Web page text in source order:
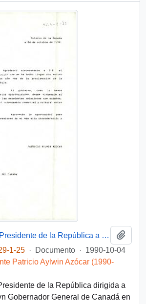
[Carta de S.E El Presidente de la República a Gobernador General de Canadá]
1-25 · Documento · 1990-10-04
Patricio Aylwin Azócar (1990-
de la República dirigida a
Gobernador General de Canadá en